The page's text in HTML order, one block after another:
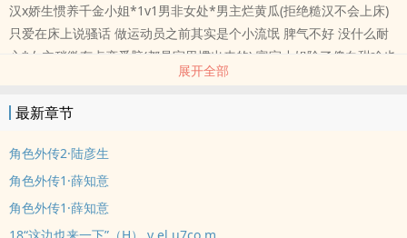
汉x娇生惯养千金小姐*1v1男非女处*男主烂黄瓜(拒绝糙汉不会上床)
只爱在床上说骚话 做运动员之前其实是个小流氓 脾气不好 没什么耐
心*女主稍微有点恋爱脑(都是家里惯出来的) 富家小姐除了傻白甜啥也
不会 不绿茶不脑残不作死不白莲 只想乖巧谈恋爱*he 剧情多半是恋
爱剧情*最爱小阿意啦肯定是一篇全程无虐点的小甜文 (啊如果男主不
作死的话)*不写明男主的运动项目没有原型可以考究 包括男主队友前
辈等 请勿较真请勿较真请勿较真
展开全部
最新章节
角色外传2·陆彦生
角色外传1·薛知意
角色外传1·薛知意